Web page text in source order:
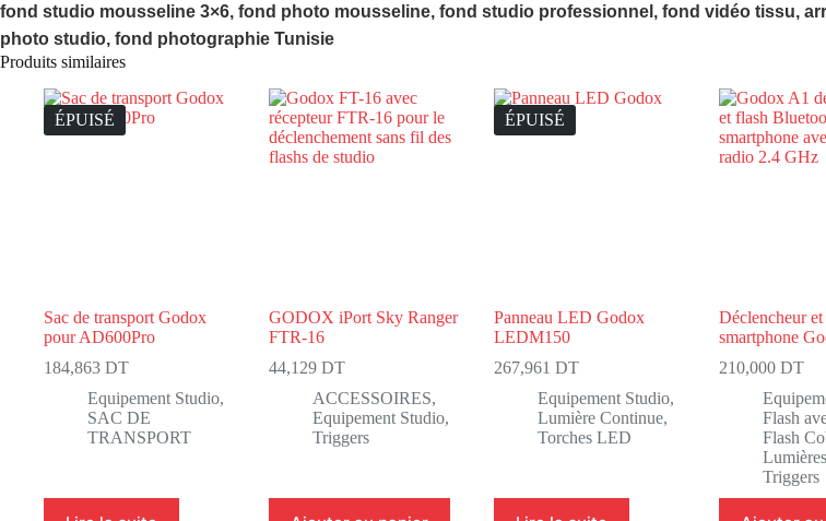
fond studio mousseline 3×6, fond photo mousseline, fond studio professionnel, fond vidéo tissu,
photo studio, fond photographie Tunisie
Produits similaires
ÉPUISÉ
Sac de transport Godox
pour AD600Pro
184,863 DT
Equipement Studio,
SAC DE
TRANSPORT
GODOX iPort Sky Ranger
FTR-16
44,129DT
ACCESSOIRES,
Equipement Studio,
Triggers
ÉPUISÉ
Panneau LED Godox
LEDM150
267,961DT
Equipement Studio,
Lumière Continue,
Torches LED
Déclencheur
smartphone
210,000DT
Flash
Flash
Triggers